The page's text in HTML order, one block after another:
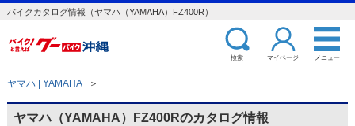
バイクカタログ情報（ヤマハ（YAMAHA）FZ400R）
検索 マイページ メニュー
ヤマハ | YAMAHA ＞
ヤマハ（YAMAHA）FZ400Rのカタログ情報